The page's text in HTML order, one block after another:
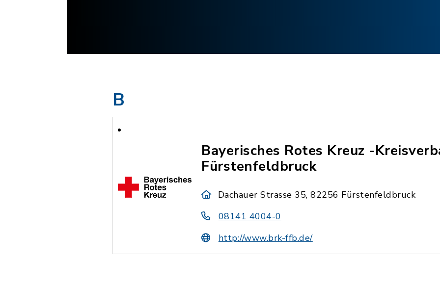
B
Bayerisches Rotes Kreuz -
Fürstenfeldbruck
Dachauer Strasse 35, 82256 Fürstenfeldbruck
08141 4004-0
http://www.brk-ffb.de/